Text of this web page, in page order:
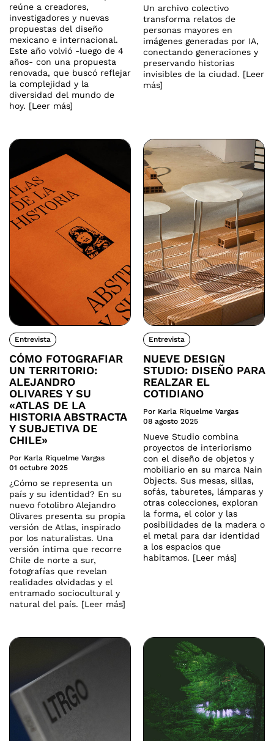
reúne a creadores,
investigadores y nuevas
propuestas del diseño
mexicano e internacional.
Este año volvió -luego de 4
años- con una propuesta
renovada, que buscó reflejar
la complejidad y la
diversidad del mundo de
hoy. [Leer más]
Un archivo colectivo
transforma relatos de
personas mayores en
imágenes generadas por IA,
conectando generaciones y
preservando historias
invisibles de la ciudad. [Leer
más]
Entrevista
CÓMO FOTOGRAFIAR
UN TERRITORIO:
ALEJANDRO
OLIVARES Y SU
«ATLAS DE LA
HISTORIA ABSTRACTA
Y SUBJETIVA DE
CHILE»
Por Karla Riquelme Vargas
01 octubre 2025
¿Cómo se representa un
país y su identidad? En su
nuevo fotolibro Alejandro
Olivares presenta su propia
versión de Atlas, inspirado
por los naturalistas. Una
versión íntima que recorre
Chile de norte a sur,
fotografías que revelan
realidades olvidadas y el
entramado sociocultural y
natural del país. [Leer más]
Entrevista
NUEVE DESIGN
STUDIO: DISEÑO PARA
REALZAR EL
COTIDIANO
Por Karla Riquelme Vargas
08 agosto 2025
Nueve Studio combina
proyectos de interiorismo
con el diseño de objetos y
mobiliario en su marca Nain
Objects. Sus mesas, sillas,
sofás, taburetes, lámparas y
otras colecciones, exploran
la forma, el color y las
posibilidades de la madera o
el metal para dar identidad
a los espacios que
habitamos. [Leer más]